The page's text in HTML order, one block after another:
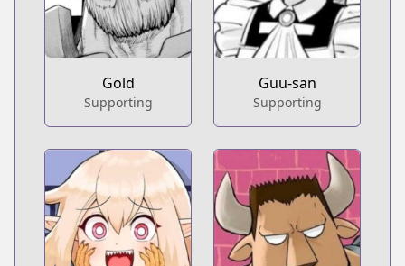
Gold
Supporting
Guu-san
Supporting